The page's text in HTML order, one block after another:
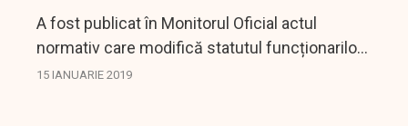
A fost publicat în Monitorul Oficial actul
normativ care modifică statutul funcționarilor
publici și prevede criteriile de evaluare a
15 IANUARIE 2019